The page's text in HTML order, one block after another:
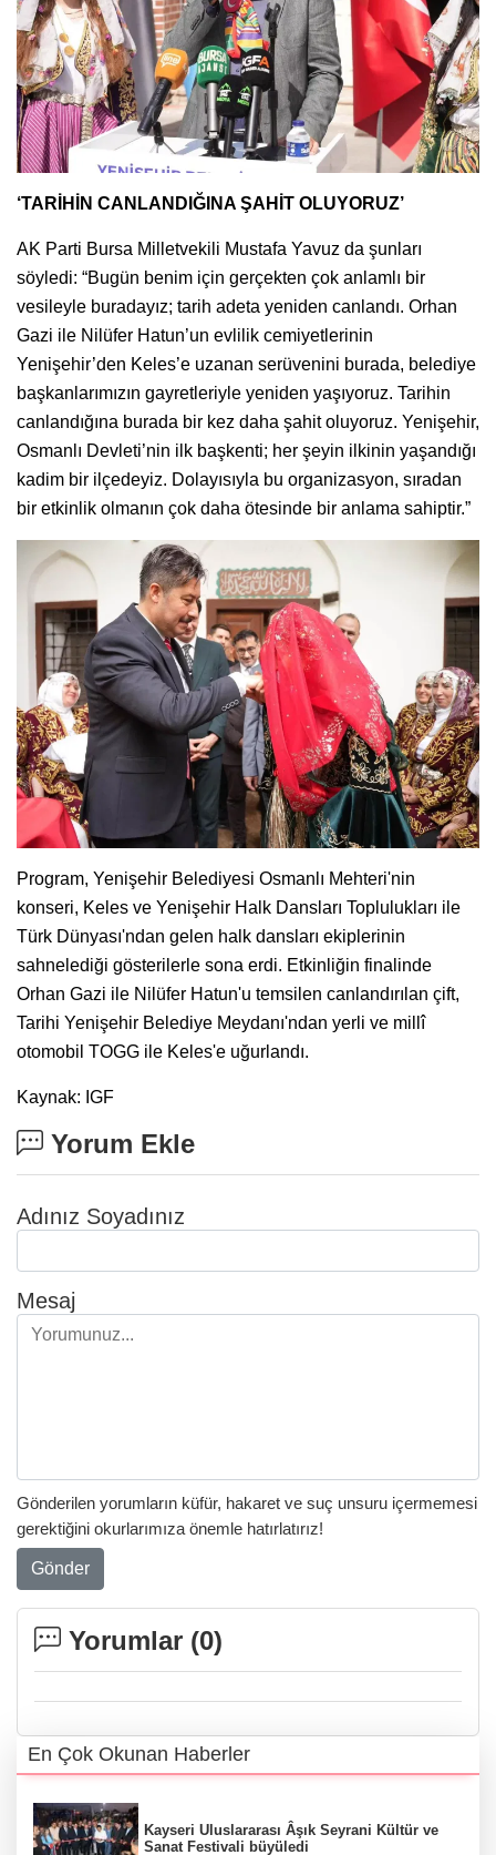
‘TARİHİN CANLANDIĞINA ŞAHİT OLUYORUZ’
AK Parti Bursa Milletvekili Mustafa Yavuz da şunları
söyledi: “Bugün benim için gerçekten çok anlamlı bir
vesileyle buradayız; tarih adeta yeniden canlandı. Orhan
Gazi ile Nilüfer Hatun’un evlilik cemiyetlerinin
Yenişehir’den Keles’e uzanan serüvenini burada, belediye
başkanlarımızın gayretleriyle yeniden yaşıyoruz. Tarihin
canlandığına burada bir kez daha şahit oluyoruz. Yenişehir,
Osmanlı Devleti’nin ilk başkenti; her şeyin ilkinin yaşandığı
kadim bir ilçedeyiz. Dolayısıyla bu organizasyon, sıradan
bir etkinlik olmanın çok daha ötesinde bir anlama sahiptir.”
Program, Yenişehir Belediyesi Osmanlı Mehteri'nin
konseri, Keles ve Yenişehir Halk Dansları Toplulukları ile
Türk Dünyası'ndan gelen halk dansları ekiplerinin
sahnelediği gösterilerle sona erdi. Etkinliğin finalinde
Orhan Gazi ile Nilüfer Hatun'u temsilen canlandırılan çift,
Tarihi Yenişehir Belediye Meydanı'ndan yerli ve millî
otomobil TOGG ile Keles'e uğurlandı.
Kaynak: IGF
Yorum Ekle
Adınız Soyadınız
Mesaj
Gönderilen yorumların küfür, hakaret ve suç unsuru içermemesi
gerektiğini okurlarımıza önemle hatırlatırız!
Gönder
Yorumlar (0)
En Çok Okunan Haberler
Kayseri Uluslararası Âşık Seyrani Kültür ve
Sanat Festivali büyüledi